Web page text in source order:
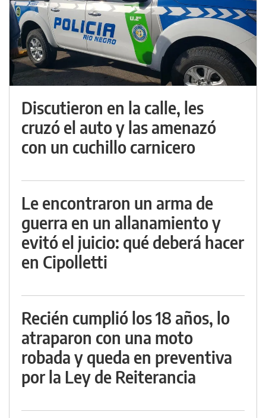
Discutieron en la calle, les
cruzó el auto y las amenazó
con un cuchillo carnicero
Le encontraron un arma de
guerra en un allanamiento y
evitó el juicio: qué deberá hacer
en Cipolletti
Recién cumplió los 18 años, lo
atraparon con una moto
robada y queda en preventiva
por la Ley de Reiterancia